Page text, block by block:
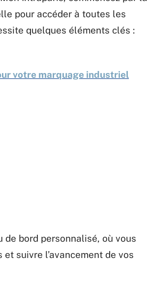
pour accéder à toutes les
quelques éléments clés :
votre marquage industriel
bord personnalisé, où vous
suivre l’avancement de vos